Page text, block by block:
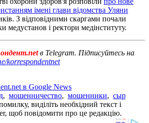
імені глави відомства Уляни
З відповідними скаргами почали
медустанов і ректори медінституту.
в Telegram. Підписуйтесь на
korrespondentnet
в Google News
, мошенничество, мошенники, сыр
виділіть необхідний текст і
щоб повідомити про це редакцію.